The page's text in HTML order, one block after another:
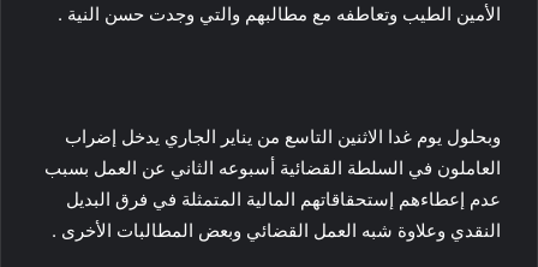
الأمين الطيب وتعاطفه مع مطالبهم والتي وجدت حسن النية .
وبحلول يوم غدا الاثنين التاسع من يناير الجاري يدخل إضراب
العاملون في السلطة القضائية أسبوعه الثاني عن العمل بسبب
عدم إعطاءهم إستحقاقاتهم المالية المتمثلة في فرق البديل
النقدي وعلاوة شبه العمل القضائي وبعض المطالبات الأخرى .